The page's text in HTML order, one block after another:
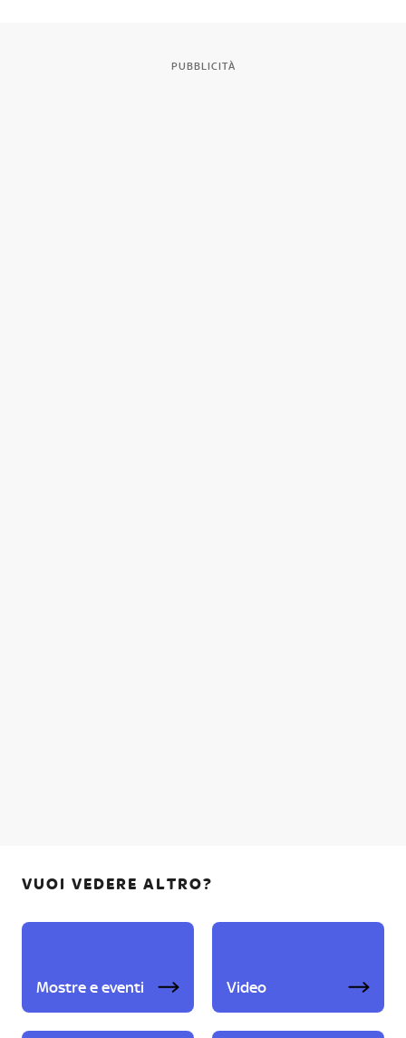
PUBBLICITÀ
VUOI VEDERE ALTRO?
Mostre e eventi Video